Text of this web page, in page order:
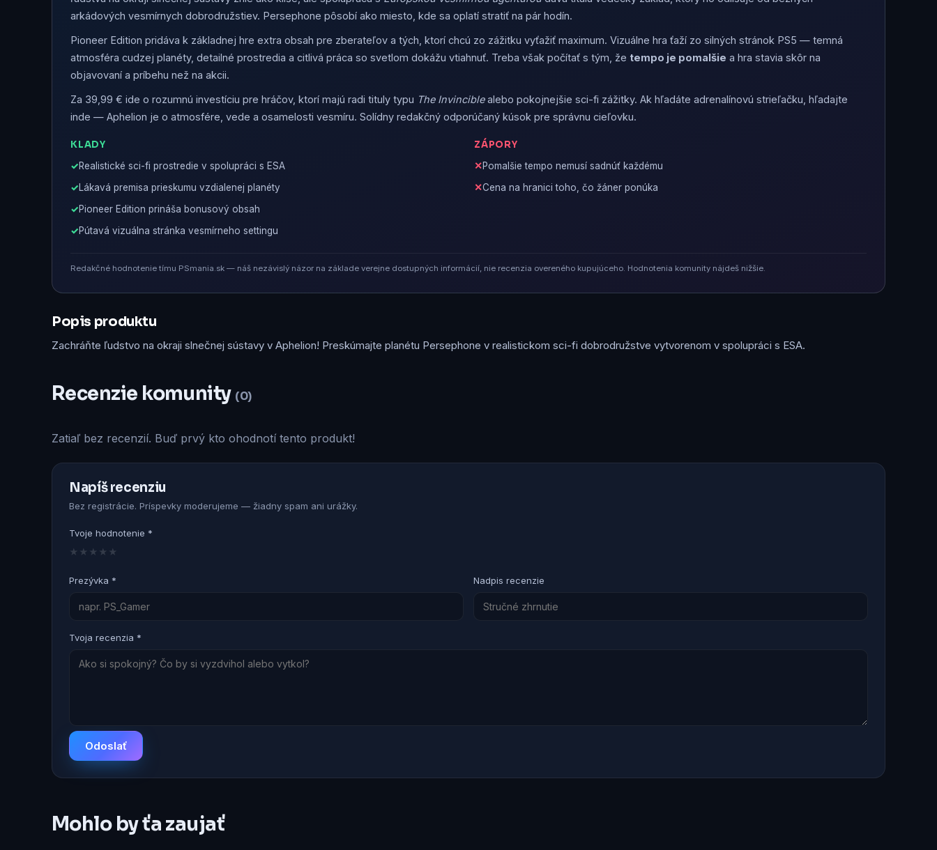
arkádových vesmírnych dobrodružstiev. Persephone pôsobí ako miesto, kde sa oplatí stratiť na pár hodín.
Pioneer Edition pridáva k základnej hre extra obsah pre zberateľov a tých, ktorí chcú zo zážitku vyťažiť maximum. Vizuálne hra ťaží zo silných stránok PS5 — temná
atmosféra cudzej planéty, detailné prostredia a citlivá práca so svetlom dokážu vtiahnuť. Treba však počítať s tým, že tempo je pomalšie a hra stavia skôr na
objavovaní a príbehu než na akcii.
Za 39,99 € ide o rozumnú investíciu pre hráčov, ktorí majú radi tituly typu The Invinciblealebo pokojnejšie sci-fi zážitky. Ak hľadáte adrenalínovú strieľačku, hľadajte
inde — Aphelion je o atmosfére, vede a osamelosti vesmíru. Solídny redakčný odporúčaný kúsok pre správnu cieľovku.
KLADY
Realistické sci-fi prostredie v spolupráci s ESA
Lákavá premisa prieskumu vzdialenej planéty
Pioneer Edition prináša bonusový obsah
Pútavá vizuálna stránka vesmírneho settingu
ZÁPORY
Pomalšie tempo nemusí sadnúť každému
Cena na hranici toho, čo žáner ponúka
Redakčné hodnotenie tímu PSmania.sk — náš nezávislý názor na základe verejne dostupných informácií, nie recenzia overeného kupujúceho. Hodnotenia komunity nájdeš nižšie.
Popis produktu
Zachráňte ľudstvo na okraji slnečnej sústavy v Aphelion! Preskúmajte planétu Persephone v realistickom sci-fi dobrodružstve vytvorenom v spolupráci s ESA.
Recenzie komunity (0)
Zatiaľ bez recenzií. Buď prvý kto ohodnotí tento produkt!
Napíš recenziu
Bez registrácie. Príspevky moderujeme — žiadny spam ani urážky.
Tvoje hodnotenie *
★
★
★
★
★
Prezývka * Nadpis recenzie
Tvoja recenzia *
Odoslať
Mohlo by ťa zaujať